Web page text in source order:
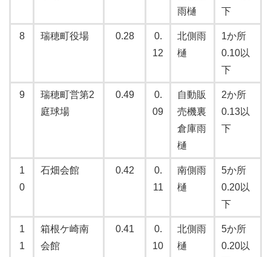
雨樋
下
8 瑞穂町役場 0.28
0.
12
北側雨
樋
1か所
0.10以
下
9
瑞穂町営第2
庭球場
0.49
0.
09
自動販
売機裏
倉庫雨
樋
2か所
0.13以
下
1
0
石畑会館 0.42
0.
11
南側雨
樋
5か所
0.20以
下
1
1
箱根ケ崎南
会館
0.41
0.
10
北側雨
樋
5か所
0.20以